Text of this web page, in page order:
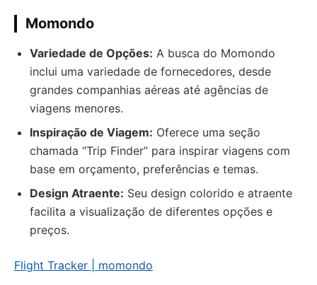
Momondo
Variedade de Opções: A busca do Momondo
inclui uma variedade de fornecedores, desde
grandes companhias aéreas até agências de
viagens menores.
Inspiração de Viagem: Oferece uma seção
chamada “Trip Finder” para inspirar viagens com
base em orçamento, preferências e temas.
Design Atraente: Seu design colorido e atraente
facilita a visualização de diferentes opções e
preços.
Flight Tracker | momondo